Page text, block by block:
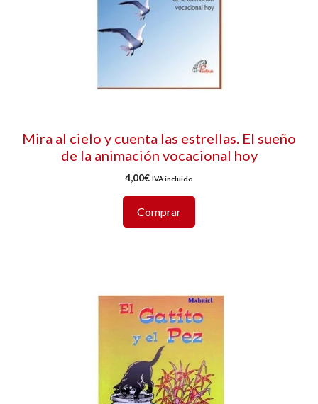
Mira al cielo y cuenta las estrellas. El sueño
de la animación vocacional hoy
4,00€ IVA incluido
Comprar